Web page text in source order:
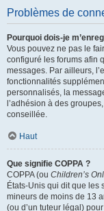
Problèmes de
Pourquoi dois-je
Vous pouvez ne pas le
configuré les forums afin
messages. Par ailleurs,
fonctionnalités
personnalisés, la
l’adhésion à des
conseillée.
Haut
Que signifie COPPA ?
COPPA (ou Children’s
États-Unis qui dit que les
mineurs de moins de 13
(ou d’un tuteur légal)